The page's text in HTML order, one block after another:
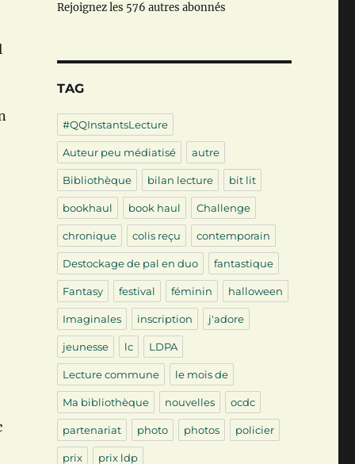
Rejoignez les 576 autres abonnés
TAG
#QQInstantsLecture
Auteur peu médiatisé autre
Bibliothèque bilan lecture bit lit
bookhaul book haul Challenge
chronique colis reçu contemporain
Destockage de pal en duo fantastique
Fantasy festival féminin halloween
Imaginales inscription j'adore
jeunesse lc LDPA
Lecture commune le mois de
Ma bibliothèque nouvelles ocdc
partenariat photo photos policier
prix prix ldp